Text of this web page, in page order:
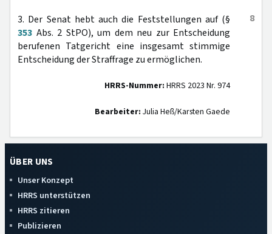
8
3. Der Senat hebt auch die Feststellungen auf (§
353 Abs. 2 StPO), um dem neu zur Entscheidung
berufenen Tatgericht eine insgesamt stimmige
Entscheidung der Straffrage zu ermöglichen.
HRRS-Nummer: HRRS 2023 Nr. 974
Bearbeiter: Julia Heß/Karsten Gaede
ÜBER UNS
Unser Konzept
HRRS unterstützen
HRRS zitieren
Publizieren